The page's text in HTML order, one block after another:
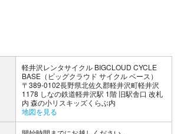
軽井沢レンタサイクル BIGCLOUD CYCLE
BASE（ビッグクラウド サイクル ベース）
〒389-0102長野県北佐久郡軽井沢町軽井沢
1178 しなの鉄道軽井沢駅 1階 旧駅舎口 改札
内 森の小リスキッズくらぶ内
地図を見る